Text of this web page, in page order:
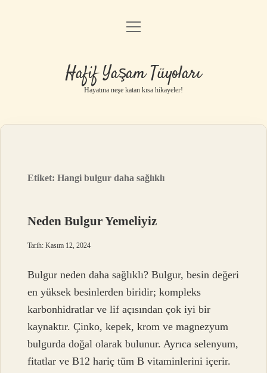
Anasayfa
Yasal Uyarı
menüyü
Hafif Yaşam Tüyoları
Hayatına neşe katan kısa hikayeler!
Etiket:Hangi bulgur daha sağlıklı
Neden Bulgur Yemeliyiz
Tarih: Kasım 12, 2024
Bulgur neden daha sağlıklı? Bulgur, besin değeri
en yüksek besinlerden biridir; kompleks
karbonhidratlar ve lif açısından çok iyi bir
kaynaktır. Çinko, kepek, krom ve magnezyum
bulgurda doğal olarak bulunur. Ayrıca selenyum,
fitatlar ve B12 hariç tüm B vitaminlerini içerir.